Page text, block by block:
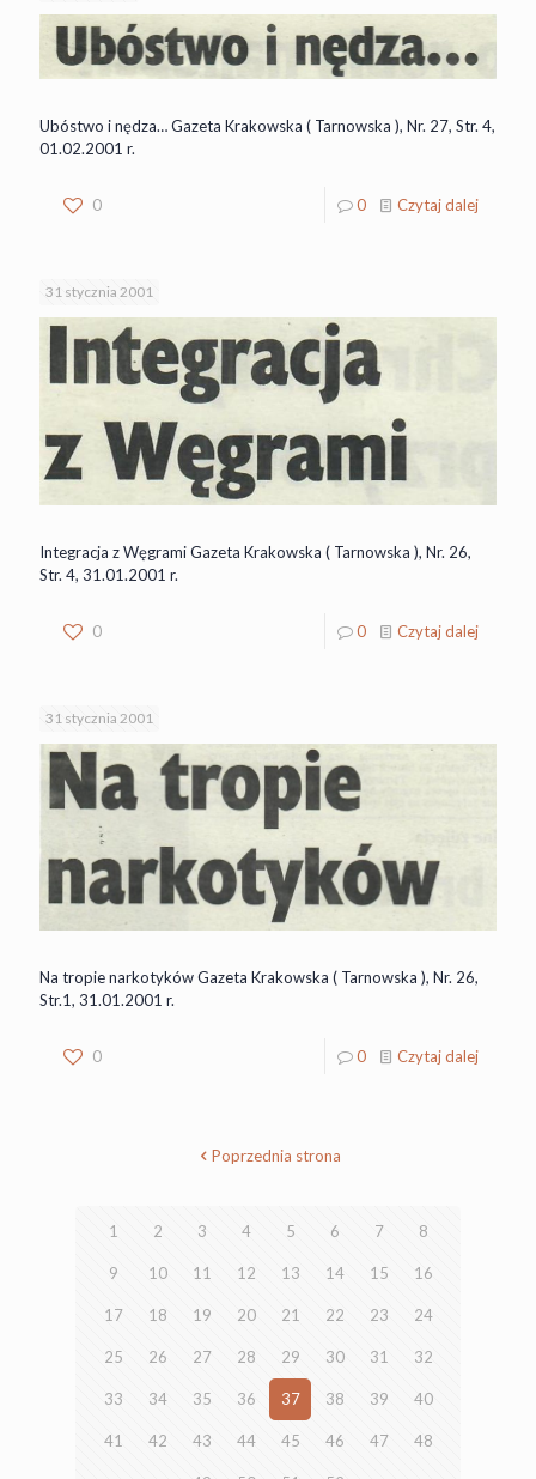
Ubóstwo i nędza… Gazeta Krakowska ( Tarnowska ), Nr. 27, Str. 4,
01.02.2001 r.
0 0 Czytaj dalej
31 stycznia 2001
Integracja z Węgrami Gazeta Krakowska ( Tarnowska ), Nr. 26,
Str. 4, 31.01.2001 r.
0 0 Czytaj dalej
31 stycznia 2001
Na tropie narkotyków Gazeta Krakowska ( Tarnowska ), Nr. 26,
Str.1, 31.01.2001 r.
0 0 Czytaj dalej
Poprzednia strona
1 2 3 4 5 6 7 8
9 10 11 12 13 14 15 16
17 18 19 20 21 22 23 24
25 26 27 28 29 30 31 32
33 34 35 36 37 38 39 40
41 42 43 44 45 46 47 48